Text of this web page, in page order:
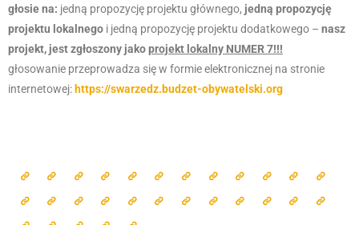
głosie na: jedną propozycję projektu głównego, jedną propozycję
projektu lokalnego i jedną propozycję projektu dodatkowego – nasz
projekt, jest zgłoszony jakoprojekt lokalny NUMER 7!!!
głosowanie przeprowadza się w formie elektronicznej na stronie
internetowej: https://swarzedz.budzet-obywatelski.org